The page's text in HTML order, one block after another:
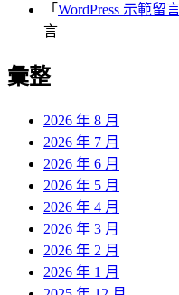
「 WordPress 示範留
言
彙整
2026 年 8 月
2026 年 7 月
2026 年 6 月
2026 年 5 月
2026 年 4 月
2026 年 3 月
2026 年 2 月
2026 年 1 月